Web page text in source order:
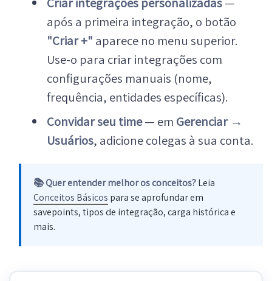
após a primeira integração, o botão
"Criar +" aparece no menu superior.
Use-o para criar integrações com
configurações manuais (nome,
frequência, entidades específicas).
Convidar seu time— em Gerenciar →
Usuários, adicione colegas à sua conta.
📚 Quer entender melhor os conceitos?Leia
Conceitos Básicos para se aprofundar em
savepoints, tipos de integração, carga histórica e
mais.